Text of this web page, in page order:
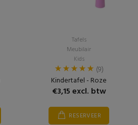
Tafels
Meubilair
Kids
(9)
Kindertafel - Roze
€3,15 excl. btw
RESERVEER